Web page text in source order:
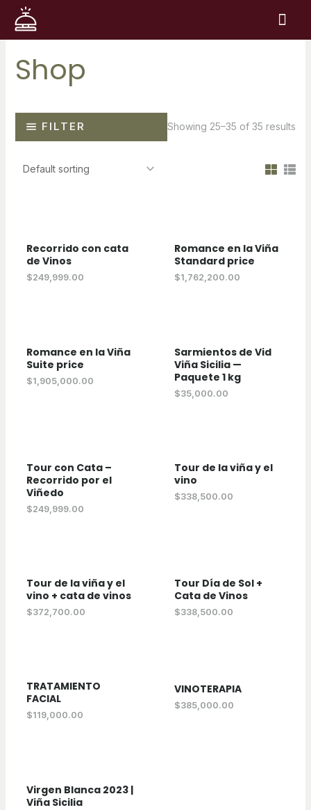
Shop
FILTER Showing 25–35 of 35 results
Recorrido con cata
de Vinos
$249,999.00
Romance en la Viña
Standard price
$1,762,200.00
Romance en la Viña
Suite price
$1,905,000.00
Sarmientos de Vid
Viña Sicilia —
Paquete 1 kg
$35,000.00
Tour con Cata –
Recorrido por el
Viñedo
$249,999.00
Tour de la viña y el
vino
$338,500.00
Tour de la viña y el
vino + cata de vinos
$372,700.00
Tour Día de Sol +
Cata de Vinos
$338,500.00
TRATAMIENTO
FACIAL
$119,000.00
VINOTERAPIA
$385,000.00
Virgen Blanca 2023 |
Viña Sicilia